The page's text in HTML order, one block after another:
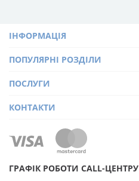
ІНФОРМАЦІЯ
ПОПУЛЯРНІ РОЗДІЛИ
ПОСЛУГИ
ГРАФІК РОБОТИ CALL-ЦЕНТРУ
КОНТАКТИ